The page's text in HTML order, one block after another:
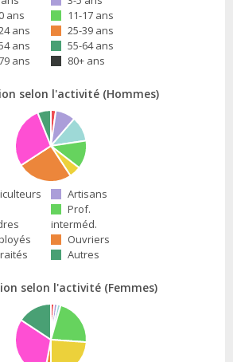
ans
11-17 ans
ans
25-39 ans
ans
55-64 ans
ans
80+ ans
selon l'activité (Hommes)
Artisans
Prof.
interméd.
Ouvriers
Autres
selon l'activité (Femmes)